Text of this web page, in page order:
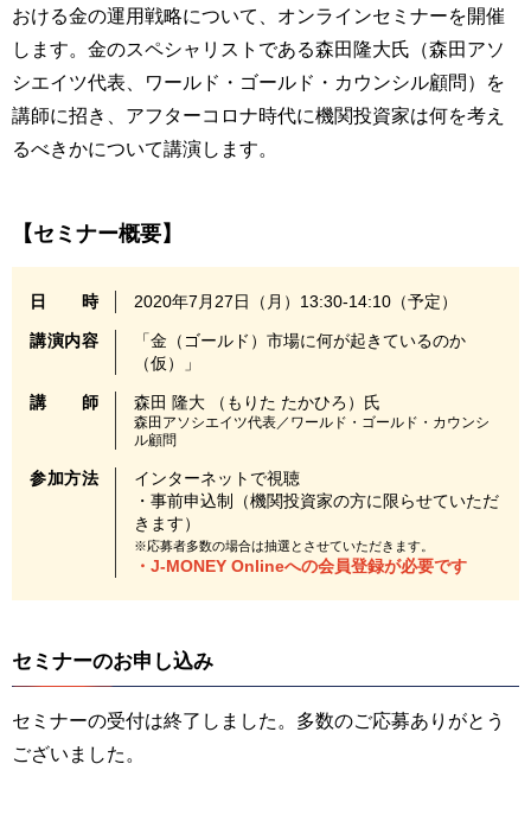
おける金の運用戦略について、オンラインセミナーを開催
します。金のスペシャリストである森田隆大氏（森田アソ
シエイツ代表、ワールド・ゴールド・カウンシル顧問）を
講師に招き、アフターコロナ時代に機関投資家は何を考え
るべきかについて講演します。
【セミナー概要】
日時 2020年7月27日（月）13:30-14:10（予定）
講演内容
「金（ゴールド）市場に何が起きているのか
（仮）」
講師 森田 隆大 （もりた たかひろ）氏
森田アソシエイツ代表／ワールド・ゴールド・カウンシ
ル顧問
参加方法
インターネットで視聴
・事前申込制（機関投資家の方に限らせていただ
きます）
※応募者多数の場合は抽選とさせていただきます。
・J-MONEY Onlineへの会員登録が必要です
セミナーのお申し込み
セミナーの受付は終了しました。多数のご応募ありがとう
ございました。